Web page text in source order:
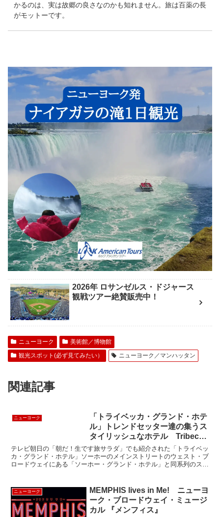
かるのは、実は故郷の良さなのかも知れません。旅は百薬の長
がモットーです。
2026年 ロサンゼルス・ドジャース
観戦ツアー絶賛販売中！
ニューヨーク
美術館／博物館
観光スポット(必ず見てみたい）
ニューヨーク／マンハッタン
関連記事
ニューヨーク
「トライベッカ・グランド・ホテ
ル」トレンドセッター達の集うス
タイリッシュなホテル Tribeca
Grand Hotel
テレビ朝日の「朝だ！生です旅サラダ」でも紹介された「トライベッ
カ・グランド・ホテル」ソーホーのメインストリートのウェスト・ブ
ロードウェイにある「ソーホー・グランド・ホテル」と同系列のスタ
ニューヨーク
MEMPHIS lives in Me! ニューヨ
ーク・ブロードウェイ・ミュージ
カル 『メンフィス』